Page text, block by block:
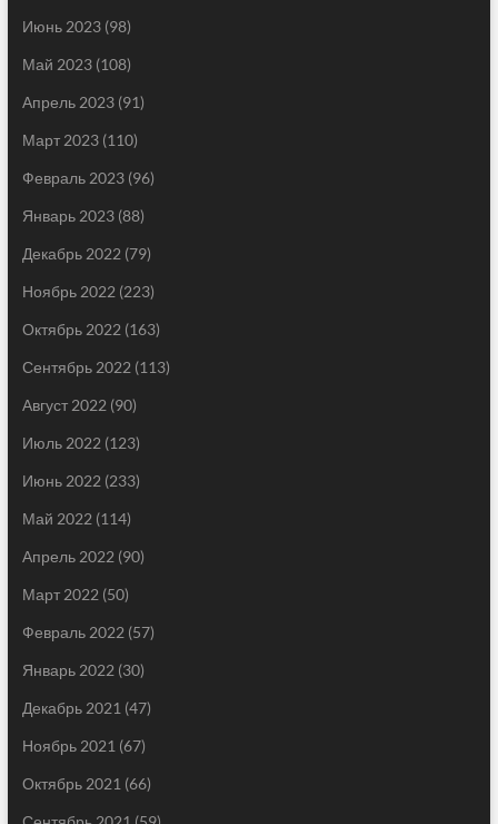
Июнь 2023(98)
Май 2023(108)
Апрель 2023(91)
Март 2023(110)
Февраль 2023(96)
Январь 2023(88)
Декабрь 2022 (79)
Ноябрь 2022 (223)
Октябрь 2022 (163)
Сентябрь 2022 (113)
Август 2022 (90)
Июль 2022 (123)
Июнь 2022 (233)
Май 2022 (114)
Апрель 2022 (90)
Март 2022 (50)
Февраль 2022 (57)
Январь 2022 (30)
Декабрь 2021 (47)
Ноябрь 2021 (67)
Октябрь 2021 (66)